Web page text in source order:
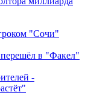
"Сочи"
в "Факел"
-